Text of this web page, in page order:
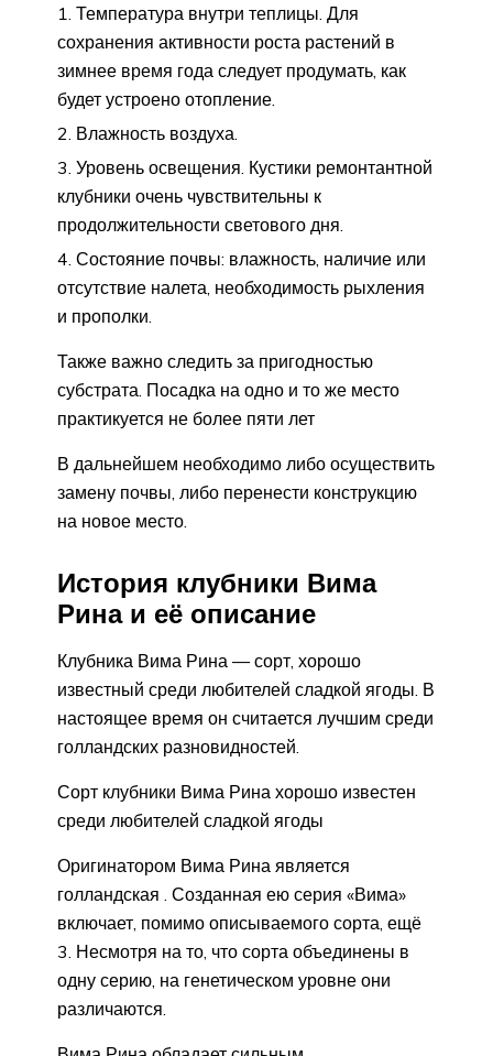
Температура внутри теплицы. Для
сохранения активности роста растений в
зимнее время года следует продумать, как
будет устроено отопление.
Влажность воздуха.
Уровень освещения. Кустики ремонтантной
клубники очень чувствительны к
продолжительности светового дня.
Состояние почвы: влажность, наличие или
отсутствие налета, необходимость рыхления
и прополки.
Также важно следить за пригодностью
субстрата. Посадка на одно и то же место
практикуется не более пяти лет
В дальнейшем необходимо либо осуществить
замену почвы, либо перенести конструкцию
на новое место.
История клубники Вима
Рина и её описание
Клубника Вима Рина — сорт, хорошо
известный среди любителей сладкой ягоды. В
настоящее время он считается лучшим среди
голландских разновидностей.
Сорт клубники Вима Рина хорошо известен
среди любителей сладкой ягоды
Оригинатором Вима Рина является
голландская . Созданная ею серия «Вима»
включает, помимо описываемого сорта, ещё
3. Несмотря на то, что сорта объединены в
одну серию, на генетическом уровне они
различаются.